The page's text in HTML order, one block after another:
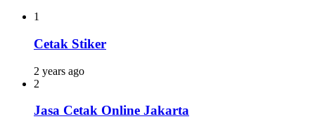
1
Cetak Stiker
2 years ago
2
Jasa Cetak Online Jakarta